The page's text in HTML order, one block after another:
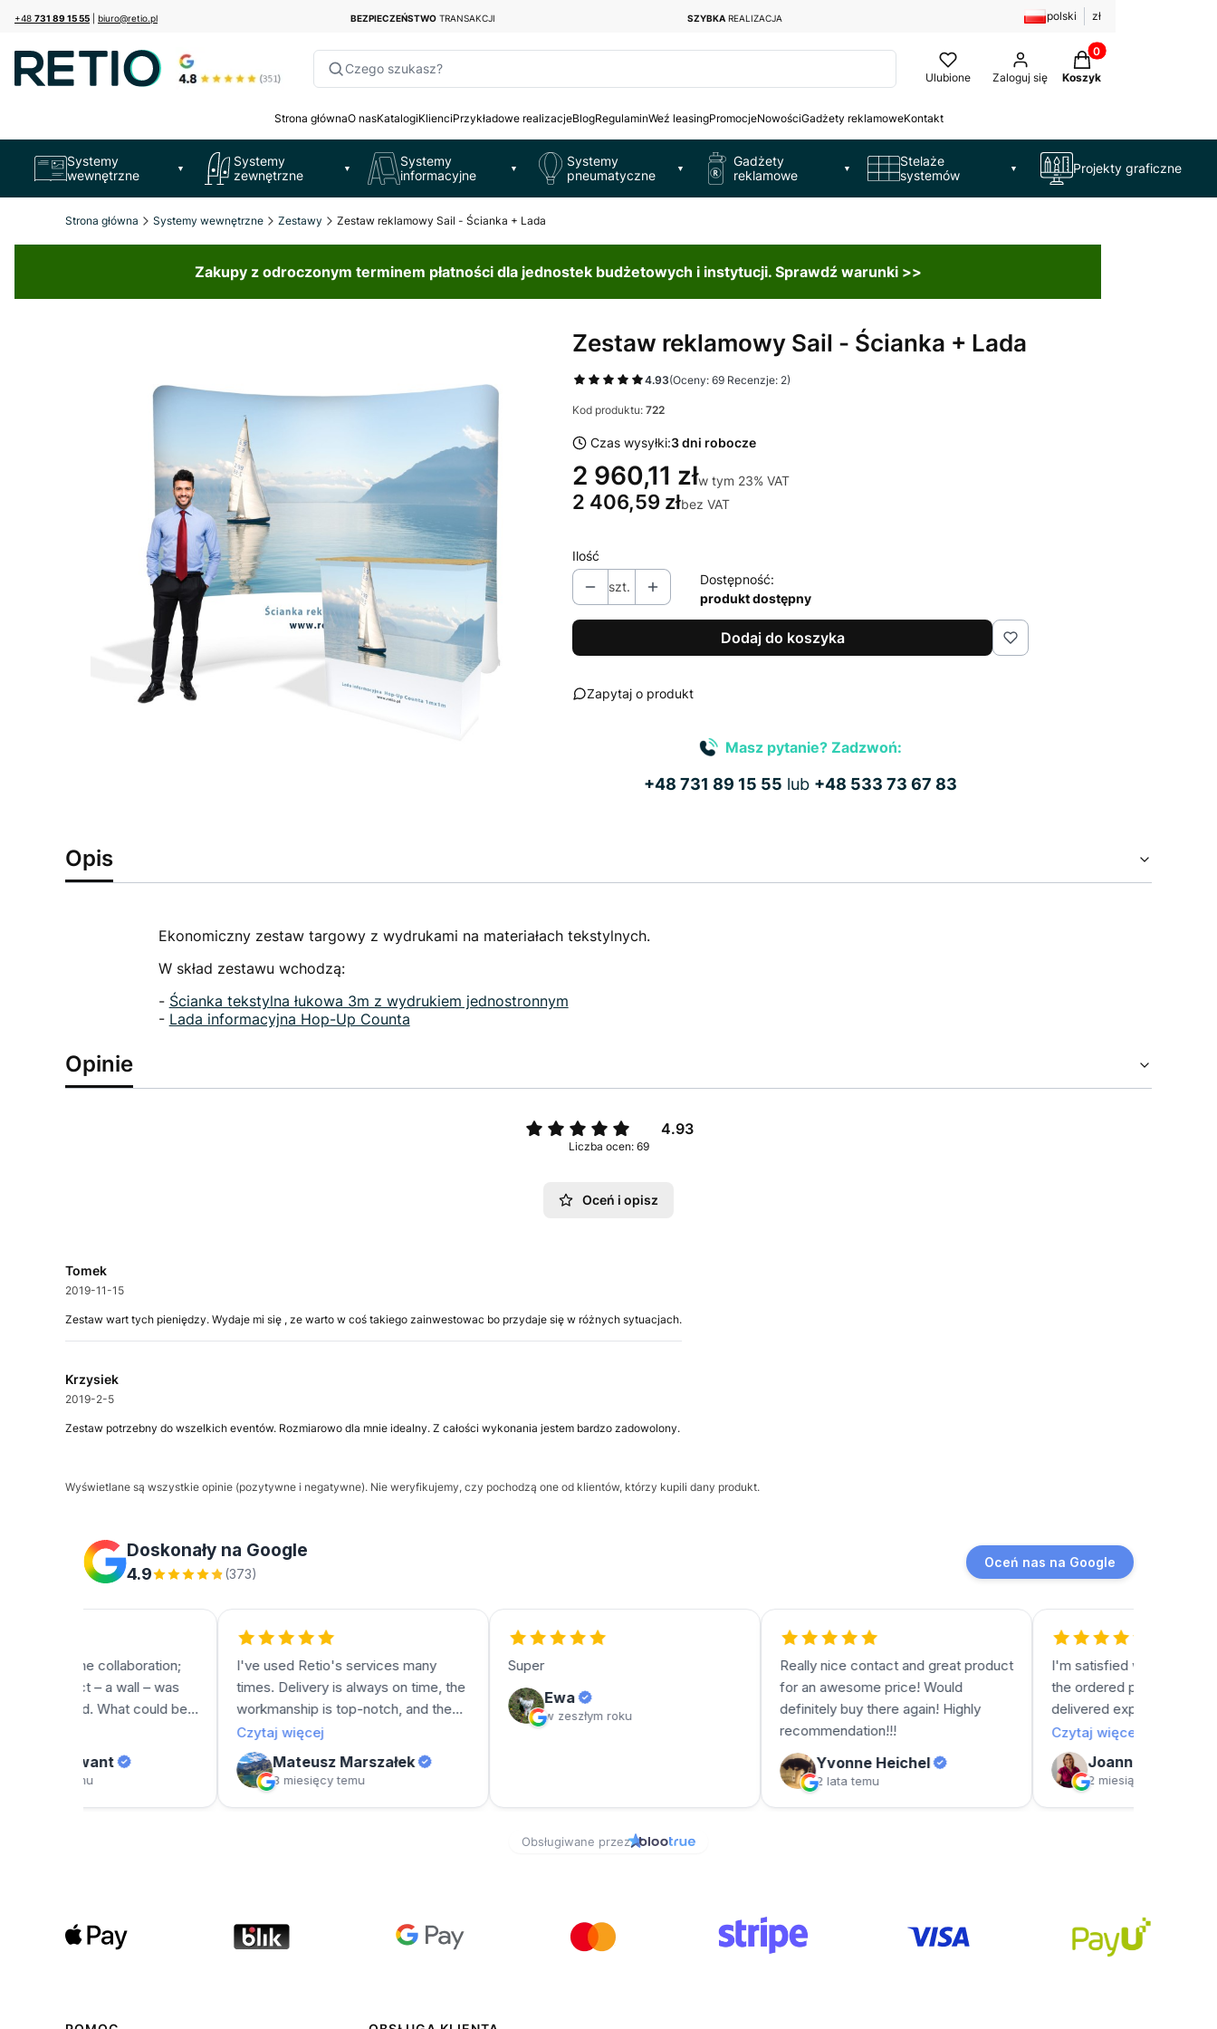
+48 731 89 15 55 biuro@retio.pl BEZPIECZEŃSTWO TRANSAKCJI SZYBKAREALIZACJA polski zł
Czego szukasz?
Ulubione Zaloguj się
Produkty w koszyku:
Koszyk
Strona głównaO nasKatalogiKlienciPrzykładowe realizacjeBlogRegulaminWeź leasingPromocjeNowościGadżety reklamoweKontakt
Systemy
wewnętrzne
▼
Systemy
zewnętrzne
▼
Systemy
informacyjne
▼
Systemy
pneumatyczne
▼
Gadżety
reklamowe
▼
Stelaże
systemów
▼ Projekty graficzne
Strona główna Systemy wewnętrzne Zestawy Zestaw reklamowy Sail - Ścianka + Lada
Zakupy z odroczonym terminem płatności dla jednostek budżetowych i instytucji. Sprawdź warunki >>
Zestaw reklamowy Sail - Ścianka + Lada
4.93(Oceny: 69 Recenzje: 2)
Kod produktu: 722
Czas wysyłki:3 dni robocze
2 960,11 złw tym 23% VAT
w tym 23% VAT
2 406,59 złbez VAT
Ilość
szt.
Dostępność:
produkt dostępny
Dodaj do koszyka
Zapytaj o produkt
Masz pytanie? Zadzwoń:
+48 731 89 15 55 lub +48 533 73 67 83
Opis
Ekonomiczny zestaw targowy z wydrukami na materiałach tekstylnych.
W skład zestawu wchodzą:
- Ścianka tekstylna łukowa 3m z wydrukiem jednostronnym
- Lada informacyjna Hop-Up Counta
Opinie
4.93
Liczba ocen: 69
Oceń i opisz
Tomek
2019-11-15
Zestaw wart tych pieniędzy. Wydaje mi się , ze warto w coś takiego zainwestowac bo przydaje się w różnych sytuacjach.
Krzysiek
2019-2-5
Zestaw potrzebny do wszelkich eventów. Rozmiarowo dla mnie idealny. Z całości wykonania jestem bardzo zadowolony.
Wyświetlane są wszystkie opinie (pozytywne i negatywne). Nie weryfikujemy, czy pochodzą one od klientów, którzy kupili dany produkt.